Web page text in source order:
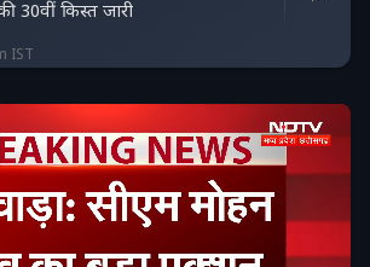
30वीं किस्त जारी
IST